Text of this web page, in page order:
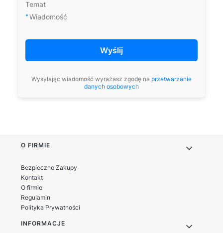
Temat
*Wiadomość
Wyślij
Wysyłając wiadomość wyrażasz zgodę na przetwarzanie
danych osobowych
Linki w stopce
O FIRMIE
Bezpieczne Zakupy
Kontakt
O firmie
Regulamin
Polityka Prywatności
INFORMACJE